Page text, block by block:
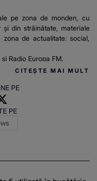
pe zona de monden, cu
și din străinătate, materiale
de actualitate: social,
Radio Europa FM.
CITEȘTE MAI MULT
PE
PE